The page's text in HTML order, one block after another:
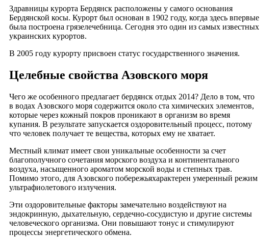
Здравницы курорта Бердянск расположены у самого основания
Бердянской косы. Курорт был основан в 1902 году, когда здесь впервые
была построена грязелечебница. Сегодня это один из самых известных
украинских курортов.
В 2005 году курорту присвоен статус государственного значения.
Целебные свойства Азовского моря
Чего же особенного предлагает бердянск отдых 2014? Дело в том, что
в водах Азовского моря содержится около ста химических элементов,
которые через кожный покров проникают в организм во время
купания. В результате запускается оздоровительный процесс, потому
что человек получает те вещества, которых ему не хватает.
Местный климат имеет свои уникальные особенности за счет
благополучного сочетания морского воздуха и континентального
воздуха, насыщенного ароматом морской воды и степных трав.
Помимо этого, для Азовского побережьяхарактерен умеренный режим
ультрафиолетового излучения.
Эти оздоровительные факторы замечательно воздействуют на
эндокринную, дыхательную, сердечно-сосудистую и другие системы
человеческого организма. Они повышают тонус и стимулируют
процессы энергетического обмена.